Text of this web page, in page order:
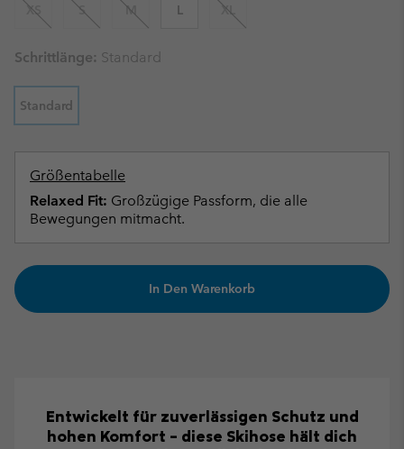
XS S M L XL
Schrittlänge: Standard
Standard
Größentabelle
Relaxed Fit: Großzügige Passform, die alle
Bewegungen mitmacht.
In Den Warenkorb
Entwickelt für zuverlässigen Schutz und
hohen Komfort – diese Skihose hält dich